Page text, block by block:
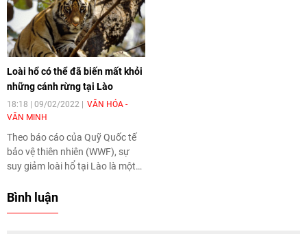
Loài hổ có thể đã biến mất khỏi
những cánh rừng tại Lào
18:18 | 09/02/2022
VĂN HÓA -
VĂN MINH
Theo báo cáo của Quỹ Quốc tế
bảo vệ thiên nhiên (WWF), sự
suy giảm loài hổ tại Lào là một
trạng nguy cấp của động vật
Bình luận